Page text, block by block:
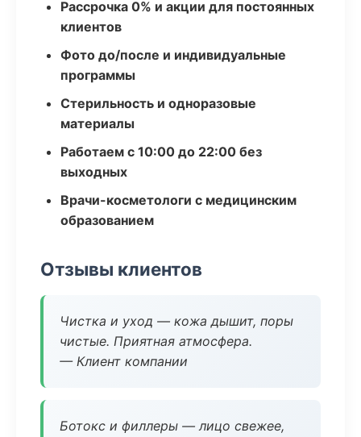
Рассрочка 0% и акции для постоянных
клиентов
Фото до/после и индивидуальные
программы
Стерильность и одноразовые
материалы
Работаем с 10:00 до 22:00 без
выходных
Врачи-косметологи с медицинским
образованием
Отзывы клиентов
Чистка и уход — кожа дышит, поры
чистые. Приятная атмосфера.
— Клиент компании
Ботокс и филлеры — лицо свежее,